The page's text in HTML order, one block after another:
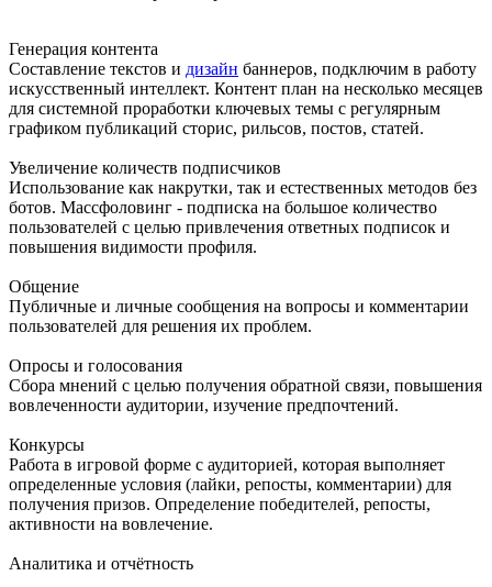
Генерация контента
Составление текстов и дизайн баннеров, подключим в работу
искусственный интеллект. Контент план на несколько месяцев
для системной проработки ключевых темы с регулярным
графиком публикаций сторис, рильсов, постов, статей.
Увеличение количеств подписчиков
Использование как накрутки, так и естественных методов без
ботов. Массфоловинг - подписка на большое количество
пользователей с целью привлечения ответных подписок и
повышения видимости профиля.
Общение
Публичные и личные сообщения на вопросы и комментарии
пользователей для решения их проблем.
Опросы и голосования
Сбора мнений с целью получения обратной связи, повышения
вовлеченности аудитории, изучение предпочтений.
Конкурсы
Работа в игровой форме с аудиторией, которая выполняет
определенные условия (лайки, репосты, комментарии) для
получения призов. Определение победителей, репосты,
активности на вовлечение.
Аналитика и отчётность